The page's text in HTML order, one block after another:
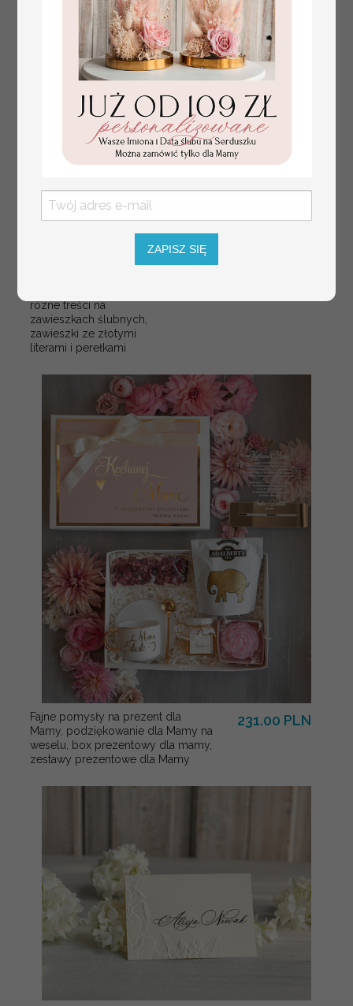
złote ślubne zawieszki
rózne treści na
zawieszkach ślubnych,
zawieszki ze złotymi
literami i perełkami
Fajne pomysły na prezent dla
Mamy, podziękowanie dla Mamy na
weselu, box prezentowy dla mamy,
zestawy prezentowe dla Mamy
231.00 PLN
ZAPISZ SIĘ